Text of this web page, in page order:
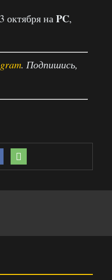
октября наPC,
. Подпишись,